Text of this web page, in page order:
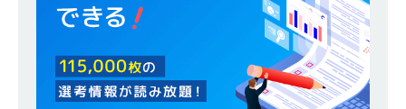
体育会積極採用企業
【 28卒 ｜ 仕事の全容を知れ
るオープンカンパニー 】 大林グループ ｜ 全国規